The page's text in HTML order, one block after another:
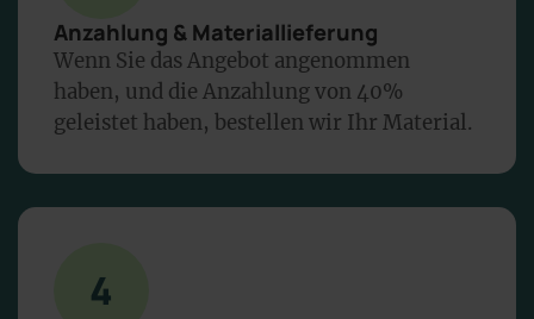
Anzahlung & Materiallieferung
Wenn Sie das Angebot angenommen
haben, und die Anzahlung von 40%
geleistet haben, bestellen wir Ihr Material.
4